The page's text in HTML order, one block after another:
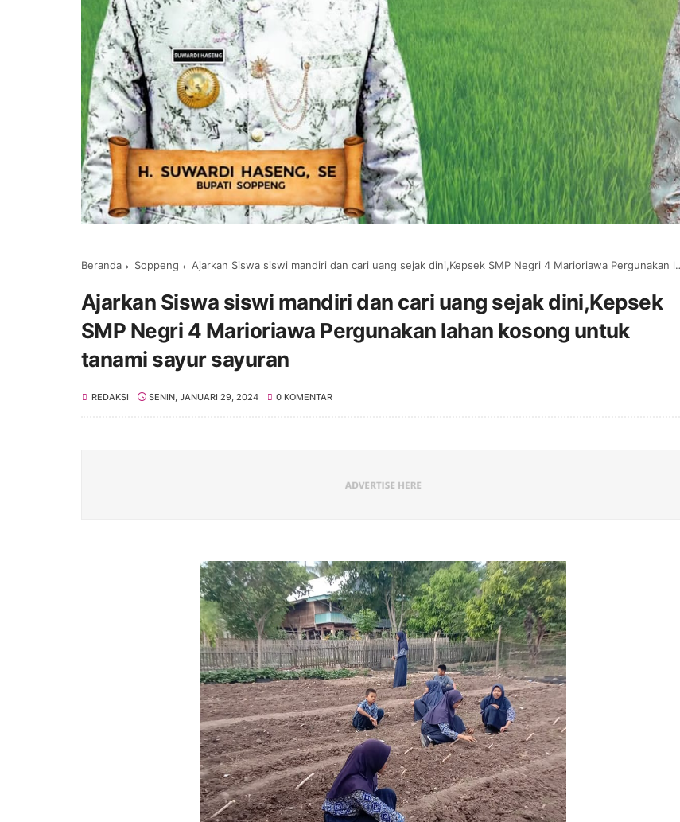
Beranda Soppeng Ajarkan Siswa siswi mandiri dan cari uang sejak dini,Kepsek SMP Negri 4 Marioriawa Pergunakan lahan kosong untuk tanami sayur sayuran
Ajarkan Siswa siswi mandiri dan cari uang sejak dini,Kepsek
SMP Negri 4 Marioriawa Pergunakan lahan kosong untuk
tanami sayur sayuran
REDAKSI SENIN, JANUARI 29, 2024 0 KOMENTAR